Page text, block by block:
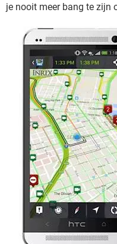
je nooit meer bang te zijn